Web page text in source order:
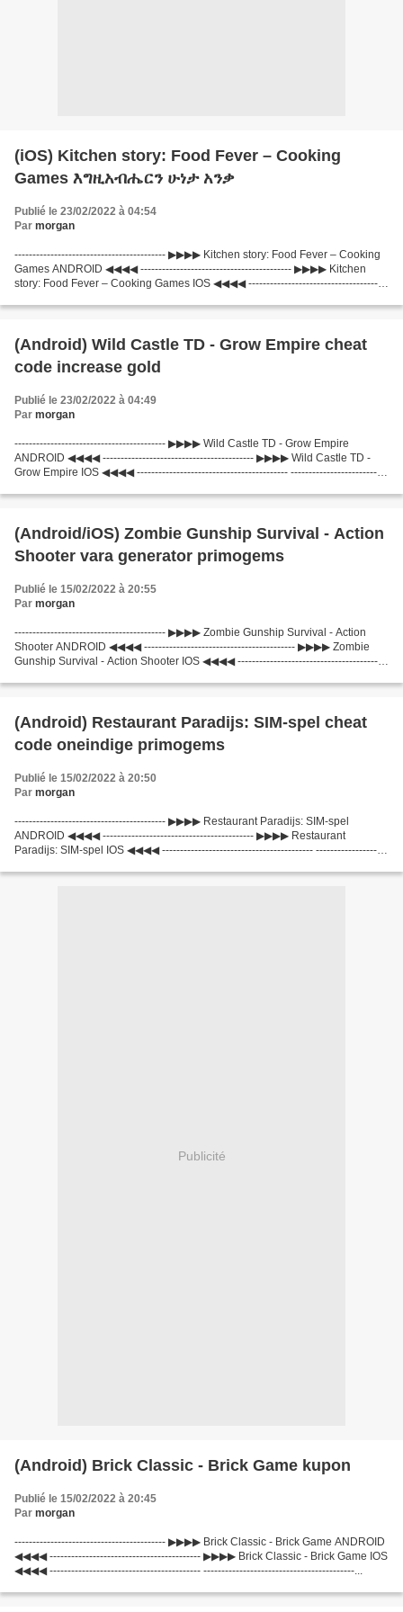
(iOS) Kitchen story: Food Fever – Cooking
Games እግዚአብሔርን ሁነታ አንቃ
Publié le 23/02/2022 à 04:54
Par morgan
------------------------------------------ ▶▶▶▶ Kitchen story: Food Fever – Cooking
Games ANDROID ◀◀◀◀ ------------------------------------------ ▶▶▶▶ Kitchen
story: Food Fever – Cooking Games IOS ◀◀◀◀ ---------------------------------------
(Android) Wild Castle TD - Grow Empire cheat
code increase gold
Publié le 23/02/2022 à 04:49
Par morgan
------------------------------------------ ▶▶▶▶ Wild Castle TD - Grow Empire
ANDROID ◀◀◀◀ ------------------------------------------ ▶▶▶▶ Wild Castle TD -
Grow Empire IOS ◀◀◀◀ ------------------------------------------ ---------------------------
(Android/iOS) Zombie Gunship Survival - Action
Shooter vara generator primogems
Publié le 15/02/2022 à 20:55
Par morgan
------------------------------------------ ▶▶▶▶ Zombie Gunship Survival - Action
Shooter ANDROID ◀◀◀◀ ------------------------------------------ ▶▶▶▶ Zombie
Gunship Survival - Action Shooter IOS ◀◀◀◀ ------------------------------------------
(Android) Restaurant Paradijs: SIM-spel cheat
code oneindige primogems
Publié le 15/02/2022 à 20:50
Par morgan
------------------------------------------ ▶▶▶▶ Restaurant Paradijs: SIM-spel
ANDROID ◀◀◀◀ ------------------------------------------ ▶▶▶▶ Restaurant
Paradijs: SIM-spel IOS ◀◀◀◀ ------------------------------------------ --------------------
Publicité
(Android) Brick Classic - Brick Game kupon
Publié le 15/02/2022 à 20:45
Par morgan
------------------------------------------ ▶▶▶▶ Brick Classic - Brick Game ANDROID
◀◀◀◀ ------------------------------------------ ▶▶▶▶ Brick Classic - Brick Game IOS
◀◀◀◀ ------------------------------------------ ------------------------------------------...